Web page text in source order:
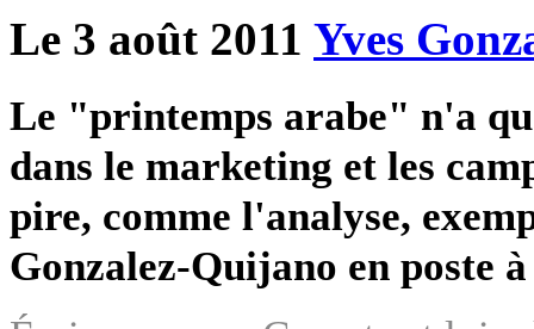
Le 3 août 2011 Yves
Le "printemps arabe" n'a
dans le marketing et les
pire, comme l'analyse,
Gonzalez-Quijano en poste